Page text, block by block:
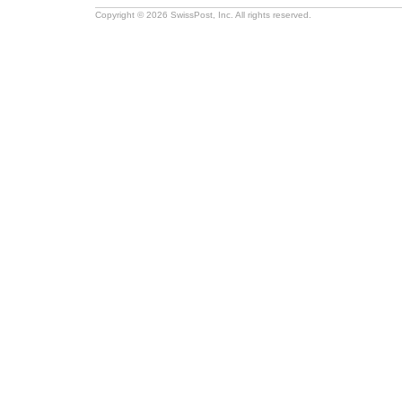
Copyright © 2026 SwissPost, Inc. All rights reserved.